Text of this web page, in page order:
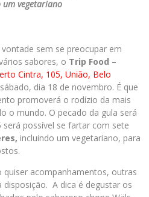
vegetariano
sem se preocupar em
sabores, o Trip Food –
Cintra, 105, União, Belo
dia 18 de novembro. É que
promoverá o rodízio da mais
o mundo. O pecado da gula será
possível se fartar com sete
incluindo um vegetariano, para
quiser acompanhamentos, outras
disposição. A dica é degustar os